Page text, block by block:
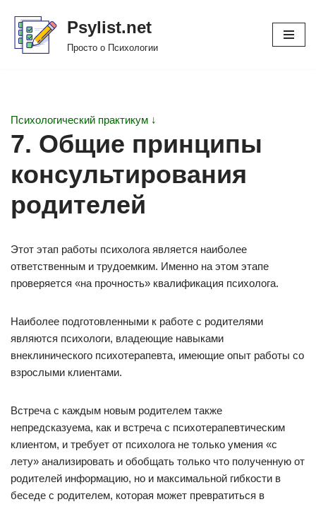
Перейти
Psylist.net
Просто о Психологии
Психологический практикум ↓
7. Общие принципы
консультирования
родителей
Этот этап работы психолога является наиболее
ответственным и трудоемким. Именно на этом этапе
проверяется «на прочность» квалификация психолога.
Наиболее подготовленными к работе с родителями
являются психологи, владеющие навыками
внеклинического психотерапевта, имеющие опыт работы со
взрослыми клиентами.
Встреча с каждым новым родителем также
непредсказуема, как и встреча с психотерапевтическим
клиентом, и требует от психолога не только умения «с
лету» анализировать и обобщать только что полученную от
родителей информацию, но и максимальной гибкости в
беседе с родителем, которая может превратиться в